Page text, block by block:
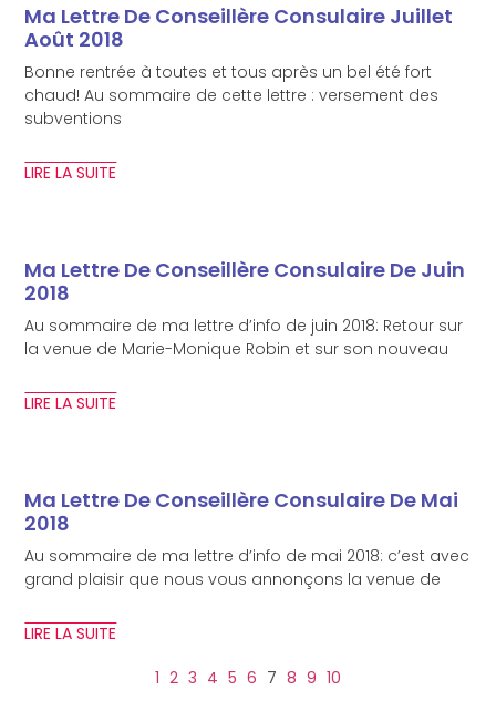
Ma Lettre De Conseillère Consulaire Juillet
Août 2018
Bonne rentrée à toutes et tous après un bel été fort
chaud! Au sommaire de cette lettre : versement des
subventions
LIRE LA SUITE
Ma Lettre De Conseillère Consulaire De Juin
2018
Au sommaire de ma lettre d’info de juin 2018: Retour sur
la venue de Marie-Monique Robin et sur son nouveau
LIRE LA SUITE
Ma Lettre De Conseillère Consulaire De Mai
2018
Au sommaire de ma lettre d’info de mai 2018: c’est avec
grand plaisir que nous vous annonçons la venue de
LIRE LA SUITE
1 2 3 4 5 6 7 8 9 10